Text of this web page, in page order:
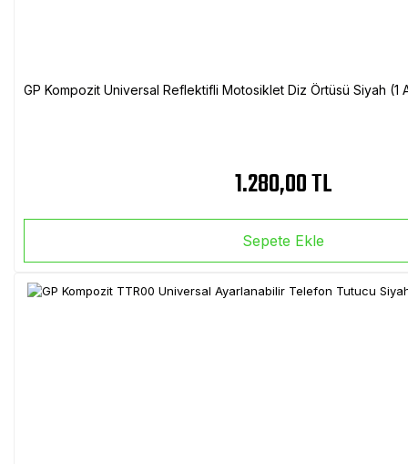
GP Kompozit Universal Reflektifli Motosiklet Diz Örtüsü Siyah
1.280,00 TL
Sepete Ekle